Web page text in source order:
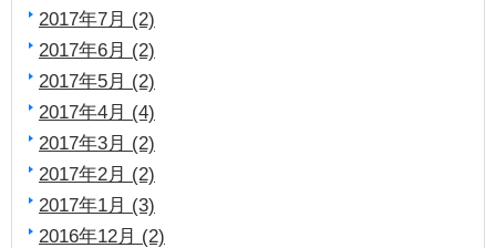
2017年7月 (2)
2017年6月 (2)
2017年5月 (2)
2017年4月 (4)
2017年3月 (2)
2017年2月 (2)
2017年1月 (3)
2016年12月 (2)